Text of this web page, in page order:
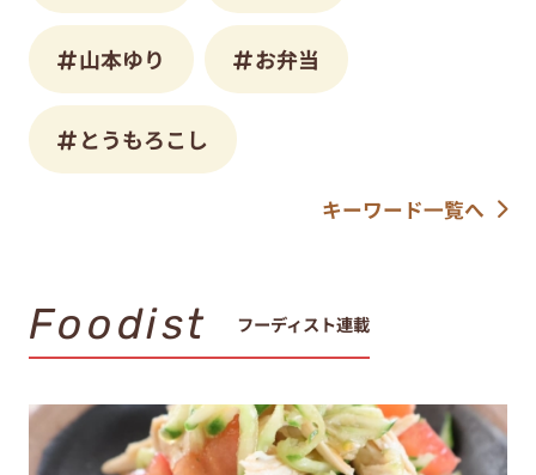
山本ゆり お弁当
とうもろこし
キーワード一覧へ
Foodist フーディスト連載